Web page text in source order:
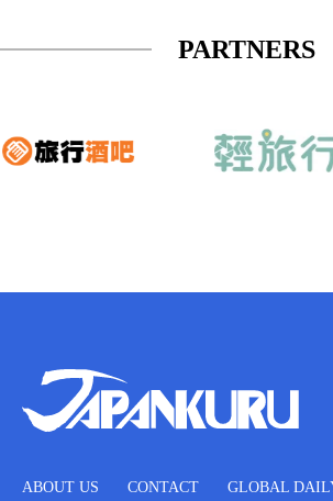
PARTNERS
ABOUT US CONTACT GLOBAL